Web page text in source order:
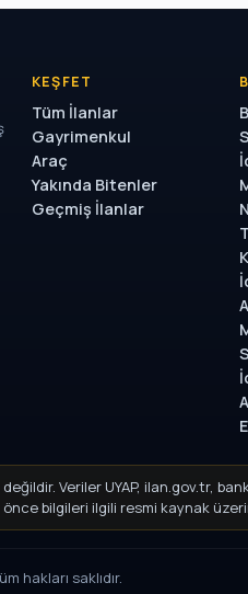
KEŞFET
Tüm İlanlar
Gayrimenkul
Araç
Yakında Bitenler
Geçmiş İlanlar
Veriler UYAP, ilan.gov.tr,
bilgileri ilgili resmi kaynak
hakları saklıdır.